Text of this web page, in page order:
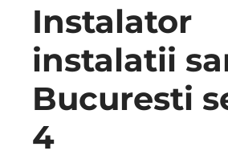
Instalator
instalatii
Bucuresti
4